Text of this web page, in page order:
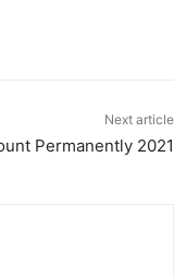
Next article
Permanently 2021